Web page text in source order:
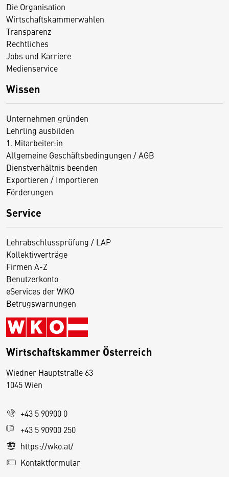
Die Organisation
Wirtschaftskammerwahlen
Transparenz
Rechtliches
Jobs und Karriere
Medienservice
Wissen
Unternehmen gründen
Lehrling ausbilden
1. Mitarbeiter:in
Allgemeine Geschäftsbedingungen / AGB
Dienstverhältnis beenden
Exportieren / Importieren
Förderungen
Service
Lehrabschlussprüfung / LAP
Kollektivverträge
Firmen A-Z
Benutzerkonto
eServices der WKO
Betrugswarnungen
Wirtschaftskammer Österreich
Wiedner Hauptstraße 63
1045 Wien
+43 5 90900 0
+43 5 90900 250
https://wko.at/
Kontaktformular
D
s
e
S
e